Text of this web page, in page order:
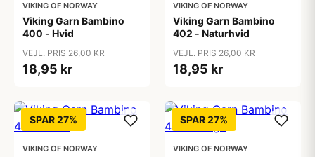
VIKING OF NORWAY
Viking Garn Bambino
400 - Hvid
VEJL. PRIS 26,00 KR
18,95 kr
VIKING OF NORWAY
Viking Garn Bambino
402 - Naturhvid
VEJL. PRIS 26,00 KR
18,95 kr
SPAR 27%
VIKING OF NORWAY
SPAR 27%
VIKING OF NORWAY